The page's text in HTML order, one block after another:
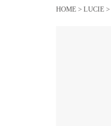
HOME LUCIE